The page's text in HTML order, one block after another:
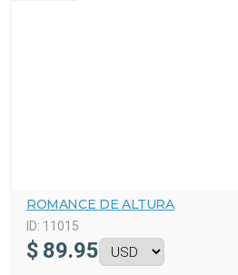
ROMANCE DE ALTURA
ID: 11015
$ 89.95